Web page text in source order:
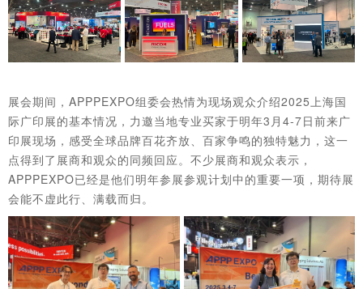
展会期间，APPPEXPO组委会热情为现场观众介绍2025上海国
际广印展的基本情况，力邀当地专业买家于明年3月4-7日前来广
印展现场，感受全球品牌百花齐放、百家争鸣的独特魅力，这一
点得到了展商和观众的同频回应。不少展商和观众表示，
APPPEXPO已经是他们明年参展参观计划中的重要一项，期待展
会能不虚此行、满载而归。